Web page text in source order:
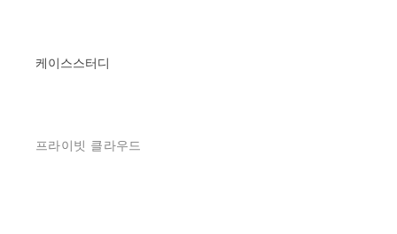
케이스스터디
프라이빗 클라우드